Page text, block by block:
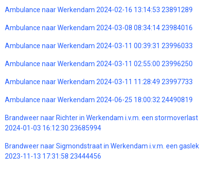
Ambulance naar Werkendam 2024-02-16 13:14:53 23891289
Ambulance naar Werkendam 2024-03-08 08:34:14 23984016
Ambulance naar Werkendam 2024-03-11 00:39:31 23996033
Ambulance naar Werkendam 2024-03-11 02:55:00 23996250
Ambulance naar Werkendam 2024-03-11 11:28:49 23997733
Ambulance naar Werkendam 2024-06-25 18:00:32 24490819
Brandweer naar Richter in Werkendam i.v.m. een stormoverlast
2024-01-03 16:12:30 23685994
Brandweer naar Sigmondstraat in Werkendam i.v.m. een gaslek
2023-11-13 17:31:58 23444456